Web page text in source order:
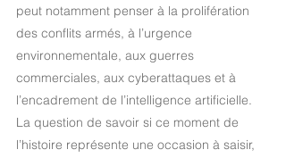
peut notamment penser à la prolifération
des conflits armés, à l’urgence
environnementale, aux guerres
commerciales, aux cyberattaques et à
l’encadrement de l’intelligence artificielle.
La question de savoir si ce moment de
l’histoire représente une occasion à saisir,